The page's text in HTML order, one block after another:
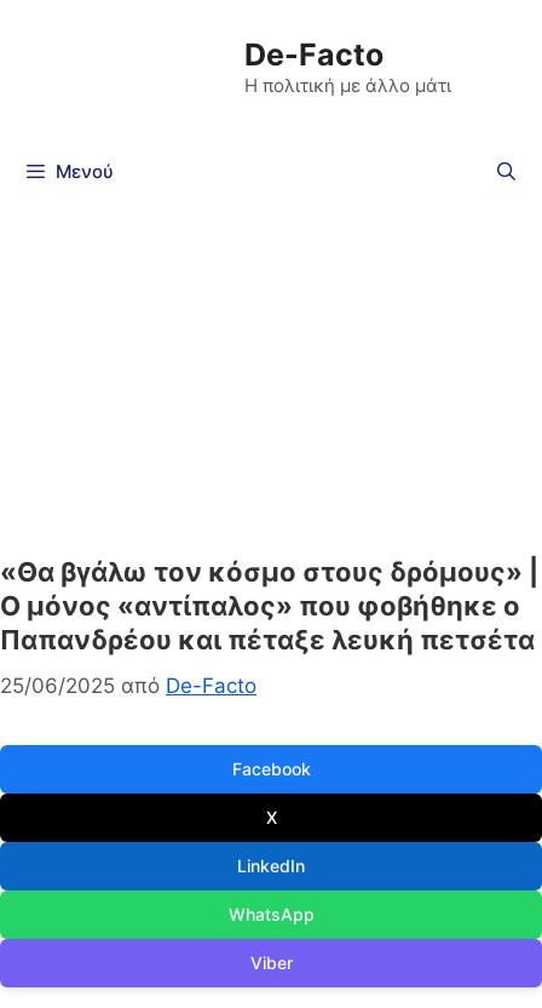
De-Facto
Η πολιτική με άλλο μάτι
Μενού
«Θα βγάλω τον κόσμο στους δρόμους» |
Ο μόνος «αντίπαλος» που φοβήθηκε ο
Παπανδρέου και πέταξε λευκή πετσέτα
25/06/2025 από De-Facto
Facebook
X
LinkedIn
WhatsApp
Viber